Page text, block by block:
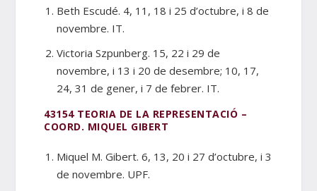
Beth Escudé. 4, 11, 18 i 25 d’octubre, i 8 de
novembre. IT.
Victoria Szpunberg. 15, 22 i 29 de
novembre, i 13 i 20 de desembre; 10, 17,
24, 31 de gener, i 7 de febrer. IT.
43154 TEORIA DE LA REPRESENTACIÓ –
COORD. MIQUEL GIBERT
Miquel M. Gibert. 6, 13, 20 i 27 d’octubre, i 3
de novembre. UPF.